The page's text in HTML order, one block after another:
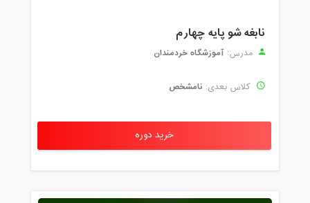
نابغه شو پایه چهارم
مدرس: آموزشگاه خردمندان
کلاس بعدی: نامشخص
خرید دوره